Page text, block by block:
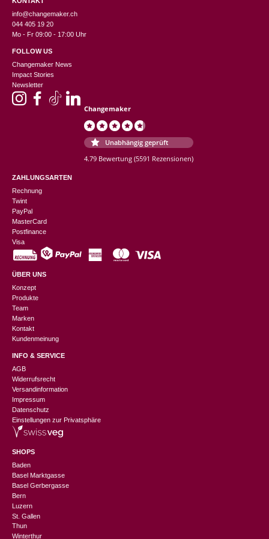
info@changemaker.ch
044 405 19 20
Mo - Fr 09:00 - 17:00 Uhr
FOLLOW US
Changemaker News
Impact Stories
Newsletter
Changemaker
Unabhängig geprüft
4.79 Bewertung (5591 Rezensionen)
ZAHLUNGSARTEN
Rechnung
Twint
PayPal
MasterCard
Postfinance
Visa
ÜBER UNS
Konzept
Produkte
Team
Marken
Kontakt
Kundenmeinung
INFO & SERVICE
AGB
Widerrufsrecht
Versandinformation
Impressum
Datenschutz
Einstellungen zur Privatsphäre
SHOPS
Baden
Basel Marktgasse
Basel Gerbergasse
Bern
Luzern
St. Gallen
Thun
Winterthur